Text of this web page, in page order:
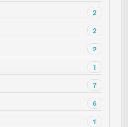
2
2
2
1
7
6
1